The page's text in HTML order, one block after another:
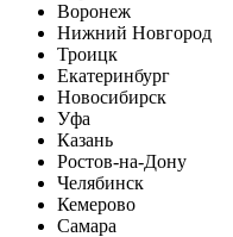
Воронеж
Нижний Новгород
Троицк
Екатеринбург
Новосибирск
Уфа
Казань
Ростов-на-Дону
Челябинск
Кемерово
Самара